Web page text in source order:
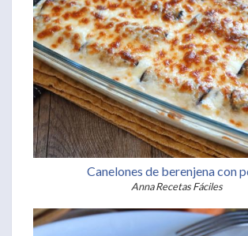
Canelones de berenjena con
Anna Recetas Fáciles